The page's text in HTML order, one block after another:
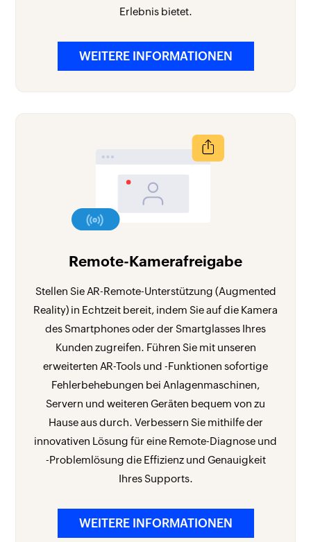
Erlebnis bietet.
WEITERE INFORMATIONEN
Remote-Kamerafreigabe
Stellen Sie AR-Remote-Unterstützung (Augmented
Reality) in Echtzeit bereit, indem Sie auf die Kamera
des Smartphones oder der Smartglasses Ihres
Kunden zugreifen. Führen Sie mit unseren
erweiterten AR-Tools und -Funktionen sofortige
Fehlerbehebungen bei Anlagenmaschinen,
Servern und weiteren Geräten bequem von zu
Hause aus durch. Verbessern Sie mithilfe der
innovativen Lösung für eine Remote-Diagnose und
-Problemlösung die Effizienz und Genauigkeit
Ihres Supports.
WEITERE INFORMATIONEN